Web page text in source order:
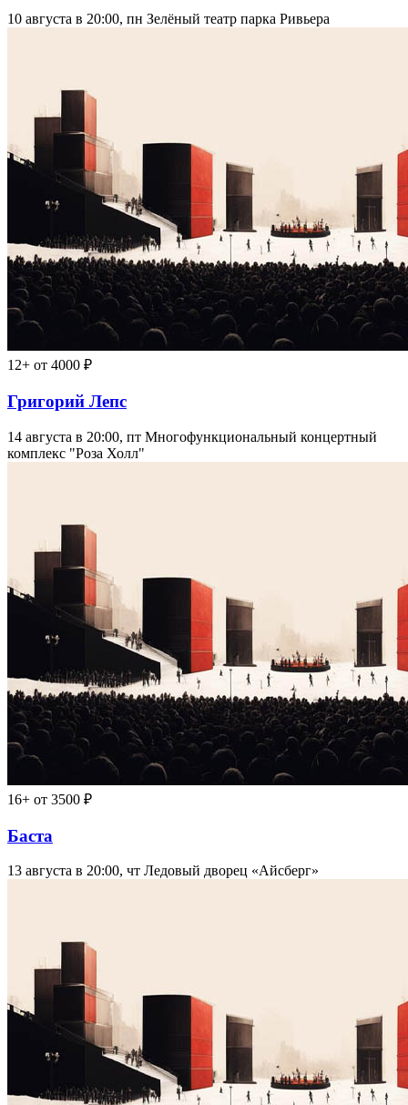
10 августа в 20:00, пн Зелёный театр парка Ривьера
12+ от 4000 ₽
Григорий Лепс
14 августа в 20:00, пт Многофункциональный концертный
комплекс "Роза Холл"
16+ от 3500 ₽
Баста
13 августа в 20:00, чт Ледовый дворец «Айсберг»